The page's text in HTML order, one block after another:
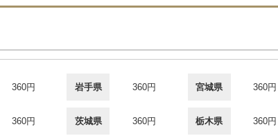
360円 岩手県 360円 宮城県 360円
360円 茨城県 360円 栃木県 360円